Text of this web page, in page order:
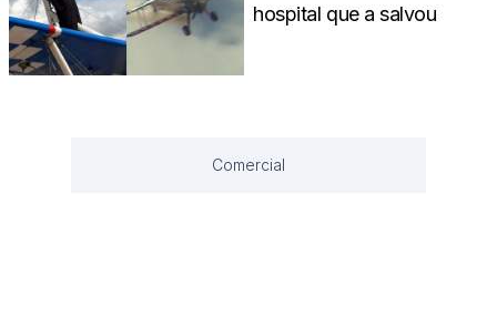
hospital que a salvou
Comercial